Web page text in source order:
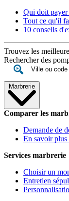
Qui doit payer
Tout ce qu'il
10 conseils
Trouvez les
Rechercher des
Marbrerie
Comparer les
Demande de
En savoir plus
Services marbrerie
Choisir un
Entretien